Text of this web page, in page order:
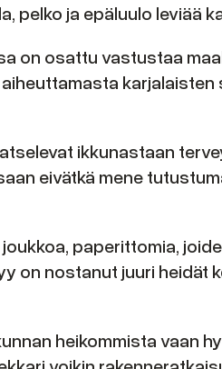
pelko ja epäluulo leviää
on osattu vastustaa
ikkunastaan
eivätkä mene
paperittomia,
on nostanut juuri
heikommista vaan